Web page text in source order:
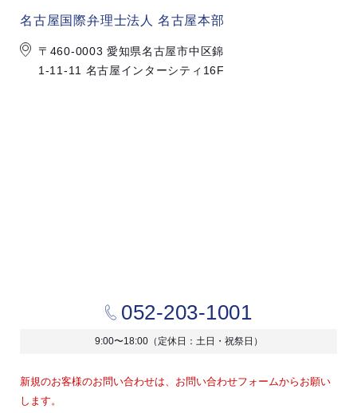
名古屋国際弁理士法人 名古屋本部
〒460-0003 愛知県名古屋市中区錦
1-11-11 名古屋インターシティ16F
052-203-1001
9:00〜18:00（定休日：土日・祝祭日）
新規のお客様のお問い合わせは、お問い合わせフォームからお願い
します。